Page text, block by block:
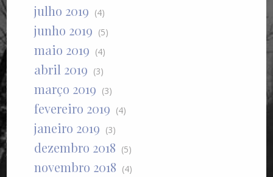
julho 2019 (4)
junho 2019 (5)
maio 2019 (4)
abril 2019 (3)
março 2019 (3)
fevereiro 2019 (4)
janeiro 2019 (3)
dezembro 2018 (5)
novembro 2018 (4)